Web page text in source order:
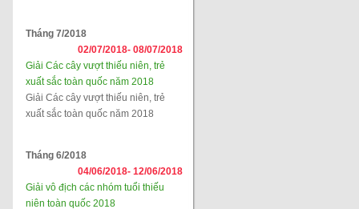
Tháng 7/2018
02/07/2018- 08/07/2018
Giải Các cây vượt thiếu niên, trẻ
xuất sắc toàn quốc năm 2018
Giải Các cây vượt thiếu niên, trẻ
xuất sắc toàn quốc năm 2018
Tháng 6/2018
04/06/2018- 12/06/2018
Giải vô địch các nhóm tuổi thiếu
niên toàn quốc 2018